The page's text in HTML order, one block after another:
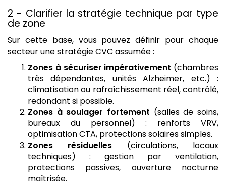
2 - Clarifier la stratégie technique par type
de zone
Sur cette base, vous pouvez définir pour chaque
secteur une stratégie CVC assumée :
Zones à sécuriser impérativement (chambres
très dépendantes, unités Alzheimer, etc.) :
climatisation ou rafraîchissement réel, contrôlé,
redondant si possible.
Zones à soulager fortement (salles de soins,
bureaux du personnel) : renforts VRV,
optimisation CTA, protections solaires simples.
Zones résiduelles (circulations, locaux
techniques) : gestion par ventilation,
protections passives, ouverture nocturne
maîtrisée.